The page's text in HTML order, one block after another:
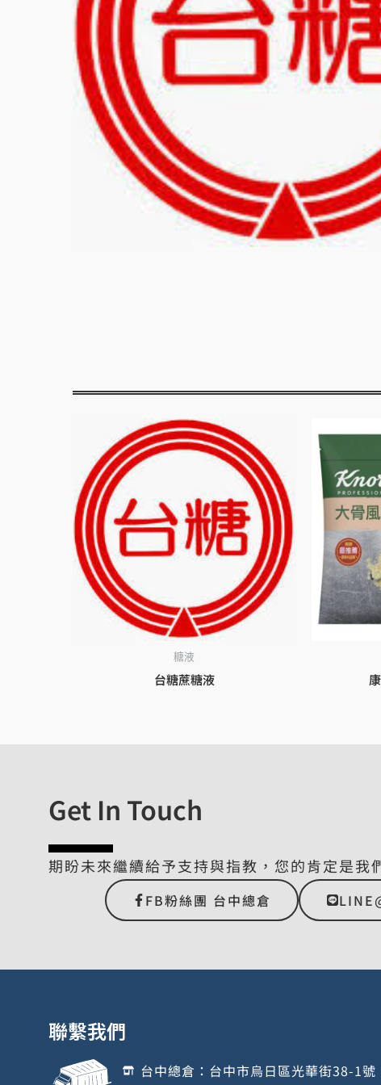
糖液
台糖蔗糖液
Get In Touch
期盼未來繼續給予支持與指教，您的肯定是我
FB粉絲團 台中總倉
聯繫我們
台中總倉：台中市烏日區光華街38-1號